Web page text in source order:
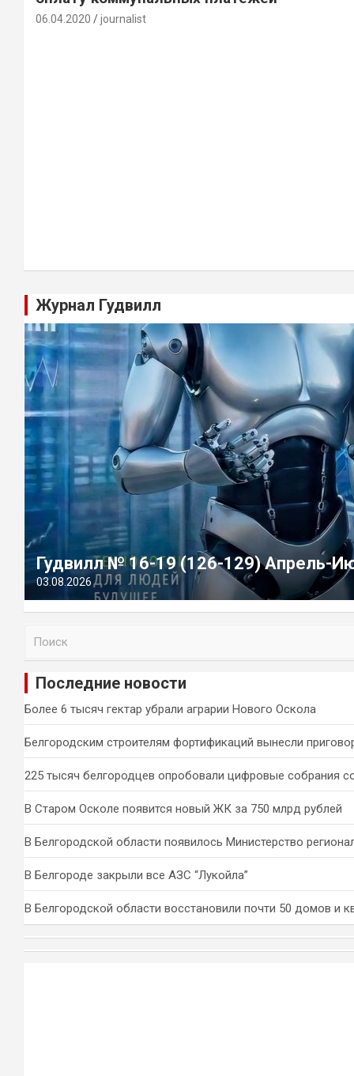
06.04.2020 journalist
Журнал Гудвилл
Гудвилл № 16-19 (126-129) Апрель-
03.08.2026
и
Последние новости
Более 6 тысяч гектар убрали аграрии Нового Оскола
Белгородским строителям фортификаций вынесли
225 тысяч белгородцев опробовали цифровые собрания
В Старом Осколе появится новый ЖК за 750 млрд рублей
В Белгородской области появилось Министерство
В Белгороде закрыли все АЗС “Лукойла”
В Белгородской области восстановили почти 50 домов и